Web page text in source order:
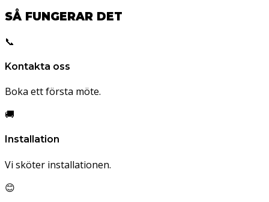
SÅ FUNGERAR DET
📞
Kontakta oss
Boka ett första möte.
🚚
Installation
Vi sköter installationen.
😊